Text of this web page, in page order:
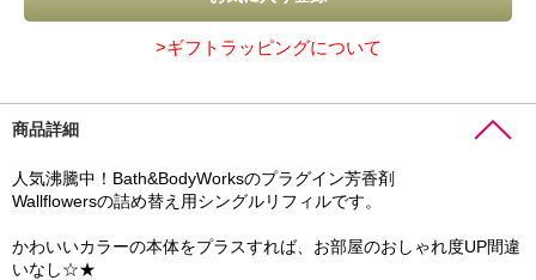
>ギフトラッピングについて
商品詳細
人気沸騰中！Bath&BodyWorksのプラグイン芳香剤
Wallflowersの詰め替え用シングルリフィルです。
かわいいカラーの本体をプラスすれば、お部屋のおしゃれ度UP間違
いなし☆★